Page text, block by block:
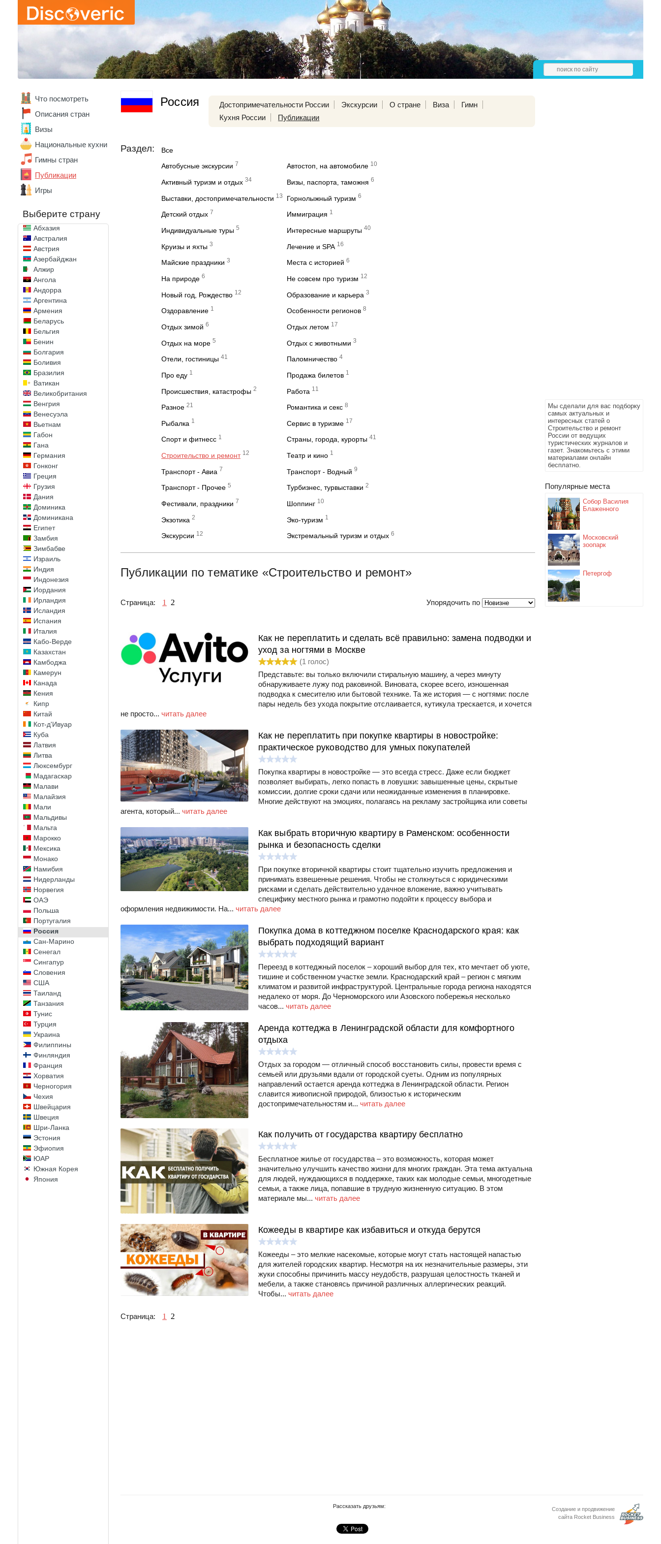
Что посмотреть
Описания стран
Визы
Национальные кухни
Гимны стран
Публикации
Игры
Выберите страну
Абхазия
Австралия
Австрия
Азербайджан
Алжир
Ангола
Андорра
Аргентина
Армения
Беларусь
Бельгия
Бенин
Болгария
Боливия
Бразилия
Ватикан
Великобритания
Венгрия
Венесуэла
Вьетнам
Габон
Гана
Германия
Гонконг
Греция
Грузия
Дания
Доминика
Доминикана
Египет
Замбия
Зимбабве
Израиль
Индия
Индонезия
Иордания
Ирландия
Исландия
Испания
Италия
Кабо-Верде
Казахстан
Камбоджа
Камерун
Канада
Кения
Кипр
Китай
Кот-д'Ивуар
Куба
Латвия
Литва
Люксембург
Мадагаскар
Малави
Малайзия
Мали
Мальдивы
Мальта
Марокко
Мексика
Монако
Намибия
Нидерланды
Норвегия
ОАЭ
Польша
Португалия
Россия
Сан-Марино
Сенегал
Сингапур
Словения
США
Таиланд
Танзания
Тунис
Турция
Украина
Филиппины
Финляндия
Франция
Хорватия
Черногория
Чехия
Швейцария
Швеция
Шри-Ланка
Эстония
Эфиопия
ЮАР
Южная Корея
Япония
Мы сделали для вас подборку
самых актуальных и
интересных статей о
Строительство и ремонт
России от ведущих
туристических журналов и
газет. Знакомьтесь с этими
материалами онлайн
бесплатно.
Популярные места
Собор Василия
Блаженного
Московский
зоопарк
Петергоф
Россия Достопримечательности России Экскурсии О стране Виза
Гимн
Кухня России
Публикации
Раздел: Все
Автобусные экскурсии 7 Автостоп, на автомобиле 10
Активный туризм и отдых 34 Визы, паспорта, таможня 6
Выставки, достопримечательности 13 Горнолыжный туризм 6
Детский отдых 7 Иммиграция 1
Индивидуальные туры 5 Интересные маршруты 40
Круизы и яхты 3 Лечение и SPA 16
Майские праздники 3 Места с историей 6
На природе 6 Не совсем про туризм 12
Новый год, Рождество 12 Образование и карьера 3
Оздоравление 1 Особенности регионов 8
Отдых зимой 6 Отдых летом 17
Отдых на море 5 Отдых с животными 3
Отели, гостиницы 41 Паломничество 4
Про еду 1 Продажа билетов 1
Происшествия, катастрофы 2 Работа 11
Разное 21 Романтика и секс 8
Рыбалка 1 Сервис в туризме 17
Спорт и фитнесс 1 Страны, города, курорты 41
Строительство и ремонт 12 Театр и кино 1
Транспорт - Авиа 7 Транспорт - Водный 9
Транспорт - Прочее 5 Турбизнес, турвыставки 2
Фестивали, праздники 7 Шоппинг 10
Экзотика 2 Эко-туризм 1
Экскурсии 12 Экстремальный туризм и отдых 6
Публикации по тематике «Строительство и ремонт»
Упорядочить по
Страница: 1 2
Как не переплатить и сделать всё правильно: замена подводки и
уход за ногтями в Москве
(1 голос)
Представьте: вы только включили стиральную машину, а через минуту
обнаруживаете лужу под раковиной. Виновата, скорее всего, изношенная
подводка к смесителю или бытовой технике. Та же история — с ногтями: после
пары недель без ухода покрытие отслаивается, кутикула трескается, и хочется
не просто... читать далее
Как не переплатить при покупке квартиры в новостройке:
практическое руководство для умных покупателей
Покупка квартиры в новостройке — это всегда стресс. Даже если бюджет
позволяет выбирать, легко попасть в ловушки: завышенные цены, скрытые
комиссии, долгие сроки сдачи или неожиданные изменения в планировке.
Многие действуют на эмоциях, полагаясь на рекламу застройщика или советы
агента, который... читать далее
Как выбрать вторичную квартиру в Раменском: особенности
рынка и безопасность сделки
При покупке вторичной квартиры стоит тщательно изучить предложения и
принимать взвешенные решения. Чтобы не столкнуться с юридическими
рисками и сделать действительно удачное вложение, важно учитывать
специфику местного рынка и грамотно подойти к процессу выбора и
оформления недвижимости. На... читать далее
Покупка дома в коттеджном поселке Краснодарского края: как
выбрать подходящий вариант
Переезд в коттеджный поселок – хороший выбор для тех, кто мечтает об уюте,
тишине и собственном участке земли. Краснодарский край – регион с мягким
климатом и развитой инфраструктурой. Центральные города региона находятся
недалеко от моря. До Черноморского или Азовского побережья несколько
часов... читать далее
Аренда коттеджа в Ленинградской области для комфортного
отдыха
Отдых за городом — отличный способ восстановить силы, провести время с
семьей или друзьями вдали от городской суеты. Одним из популярных
направлений остается аренда коттеджа в Ленинградской области. Регион
славится живописной природой, близостью к историческим
достопримечательностям и... читать далее
Как получить от государства квартиру бесплатно
Бесплатное жилье от государства – это возможность, которая может
значительно улучшить качество жизни для многих граждан. Эта тема актуальна
для людей, нуждающихся в поддержке, таких как молодые семьи, многодетные
семьи, а также лица, попавшие в трудную жизненную ситуацию. В этом
материале мы... читать далее
Кожееды в квартире как избавиться и откуда берутся
Кожееды – это мелкие насекомые, которые могут стать настоящей напастью
для жителей городских квартир. Несмотря на их незначительные размеры, эти
жуки способны причинить массу неудобств, разрушая целостность тканей и
мебели, а также становясь причиной различных аллергических реакций.
Чтобы... читать далее
Страница: 1 2
Создание и продвижение
сайта Rocket Business
Рассказать друзьям: